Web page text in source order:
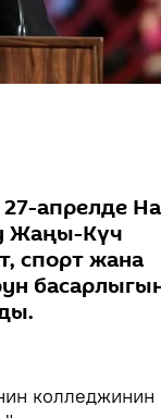
апрелде
Жаңы-Күч
спорт жана
колледжинин